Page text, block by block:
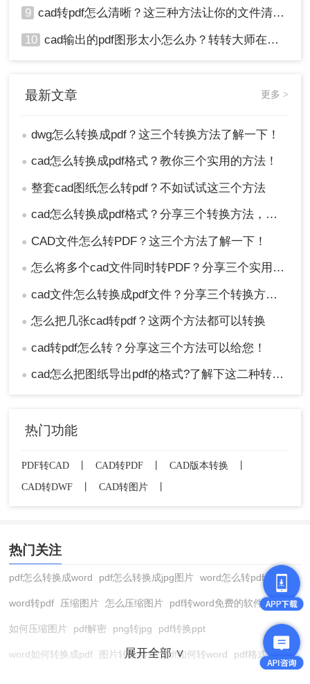
换质量和文件大小限制，以避免转换过程中出现问
许多CAD软件，如AutoCAD，都自带了将图纸打印
为PDF格式的功能。通过选择适当的打印参数，用
需额外安装软件。
缺点：可能受限于CAD软件的版本和功能，对
于较旧的软件版本可能不支持PDF打印功能。
AutoCAD
操作步骤：
1、打开AutoCAD或其他CAD软件，并加载需
要转换的DWG文件。
3、在打印对话框中，选择“PDF”作为打印机名
称。
9 cad转pdf怎么清晰？这三种方法让你的文件清晰无比！
10 cad输出的pdf图形太小怎么办？转转大师在线搞定
最新文章 更多 >
● dwg怎么转换成pdf？这三个转换方法了解一下！
● cad怎么转换成pdf格式？教你三个实用的方法！
● 整套cad图纸怎么转pdf？不如试试这三个方法
● cad怎么转换成pdf格式？分享三个转换方法，收藏！
● CAD文件怎么转PDF？这三个方法了解一下！
● 怎么将多个cad文件同时转PDF？分享三个实用的操作方法
● cad文件怎么转换成pdf文件？分享三个转换方法！
● 怎么把几张cad转pdf？这两个方法都可以转换
● cad转pdf怎么转？分享这三个方法可以给您！
● cad怎么把图纸导出pdf的格式?了解下这二种转换方法！
热门功能
PDF转CAD CAD转PDF CAD版本转换
CAD转DWF
CAD转图片
热门关注
pdf怎么转换成word pdf怎么转换成jpg图片 word怎么转pdf
word转pdf 压缩图片 怎么压缩图片 pdf转word免费的软件
如何压缩图片 pdf解密 png转jpg pdf转换ppt
word如何转换成pdf 图片转换格式 pdf如何转word pdf格式转换
展开全部 ∨